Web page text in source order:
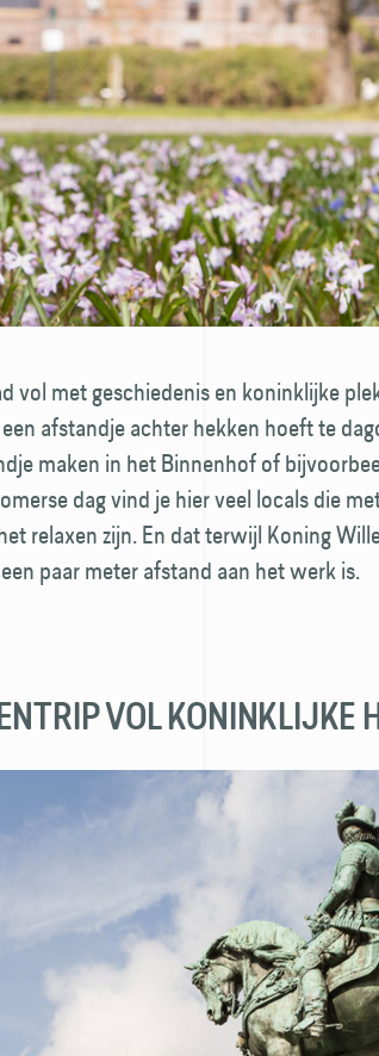
vol met geschiedenis en koninklijke
afstandje achter hekken hoeft te
maken in het Binnenhof of
dag vind je hier veel locals die
relaxen zijn. En dat terwijl Koning
paar meter afstand aan het werk is.
VOL KONINKLIJKE